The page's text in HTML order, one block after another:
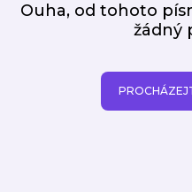
Ouha, od tohoto
žádný